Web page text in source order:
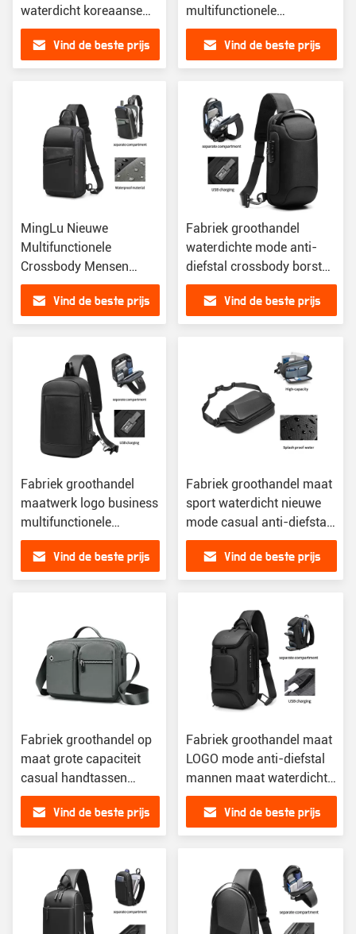
waterdicht koreaanse
stijl mannen crossbody
tassen sling custom
sling tas mannen sling
Vind de beste prijs
multifunctionele
waterdichte anti-diefstal
borsttas mannen sling tas
Vind de beste prijs
MingLu Nieuwe
Multifunctionele
Crossbody Mensen
Tassen Stijl
Schoudertas Mensen
Sling Single Borsttas
Vind de beste prijs
Fabriek groothandel
waterdichte mode anti-
diefstal crossbody borst
schouder sling tas voor
mannenVind de beste prijs
Fabriek groothandel
maatwerk logo business
multifunctionele
waterdichte anti-diefstal
sling tas mannen
borsttas
Vind de beste prijs
Fabriek groothandel maat
sport waterdicht nieuwe
mode casual anti-diefstal
crossbody sling tas borst
mannen sling tas
Vind de beste prijs
Fabriek groothandel op
maat grote capaciteit
casual handtassen
crossbody tas voor
mannen sling
boodschappers tassen
Vind de beste prijs
Fabriek groothandel maat
LOGO mode anti-diefstal
mannen maat waterdicht
schouder borst crossbody
sling tas voor mannen
Vind de beste prijs